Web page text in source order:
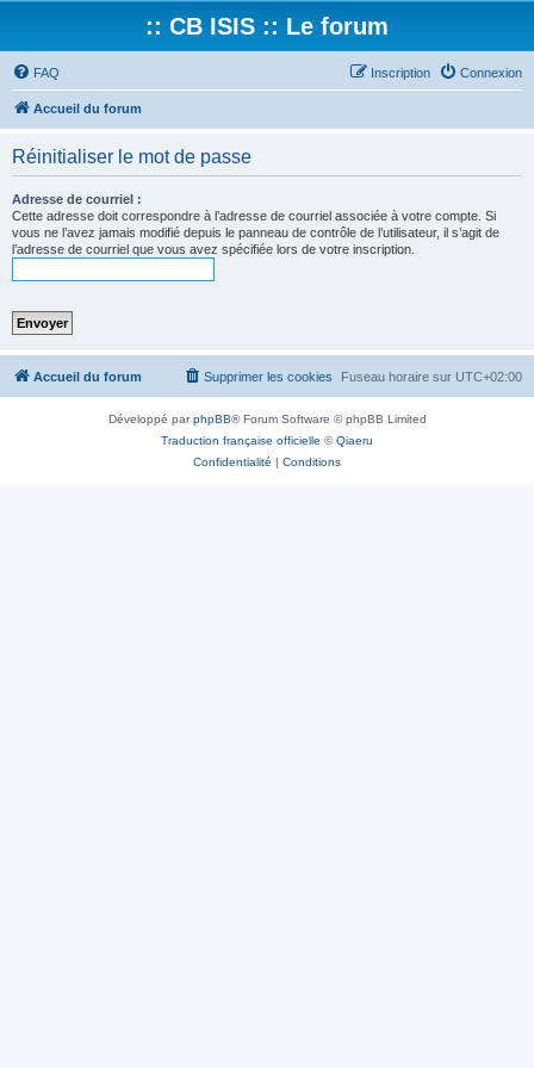
:: CB ISIS :: Le forum
FAQ Connexion
Inscription
Accueil du forum
Réinitialiser le mot de passe
Adresse de courriel :
Cette adresse doit correspondre à l’adresse de courriel associée à votre compte. Si
vous ne l’avez jamais modifié depuis le panneau de contrôle de l’utilisateur, il s’agit de
l’adresse de courriel que vous avez spécifiée lors de votre inscription.
Accueil du forum Fuseau horaire sur UTC+02:00
Supprimer les cookies
Développé parphpBB® Forum Software © phpBB Limited
Traduction française officielle ©Qiaeru
Confidentialité | Conditions